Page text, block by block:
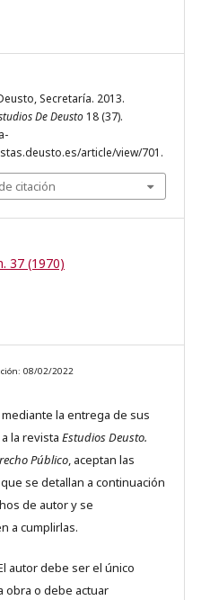
Secretaría. 2013.
De Deusto 18 (37).
article/view/701.
citación
37 (1970)
08/02/2022
la entrega de sus
la revista Estudios Deusto.
Público, aceptan las
se detallan a continuación
de autor y se
a cumplirlas.
autor debe ser el único
obra o debe actuar